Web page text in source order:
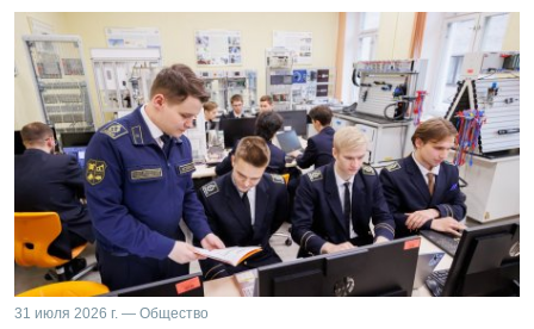
31 июля 2026 г. — Общество